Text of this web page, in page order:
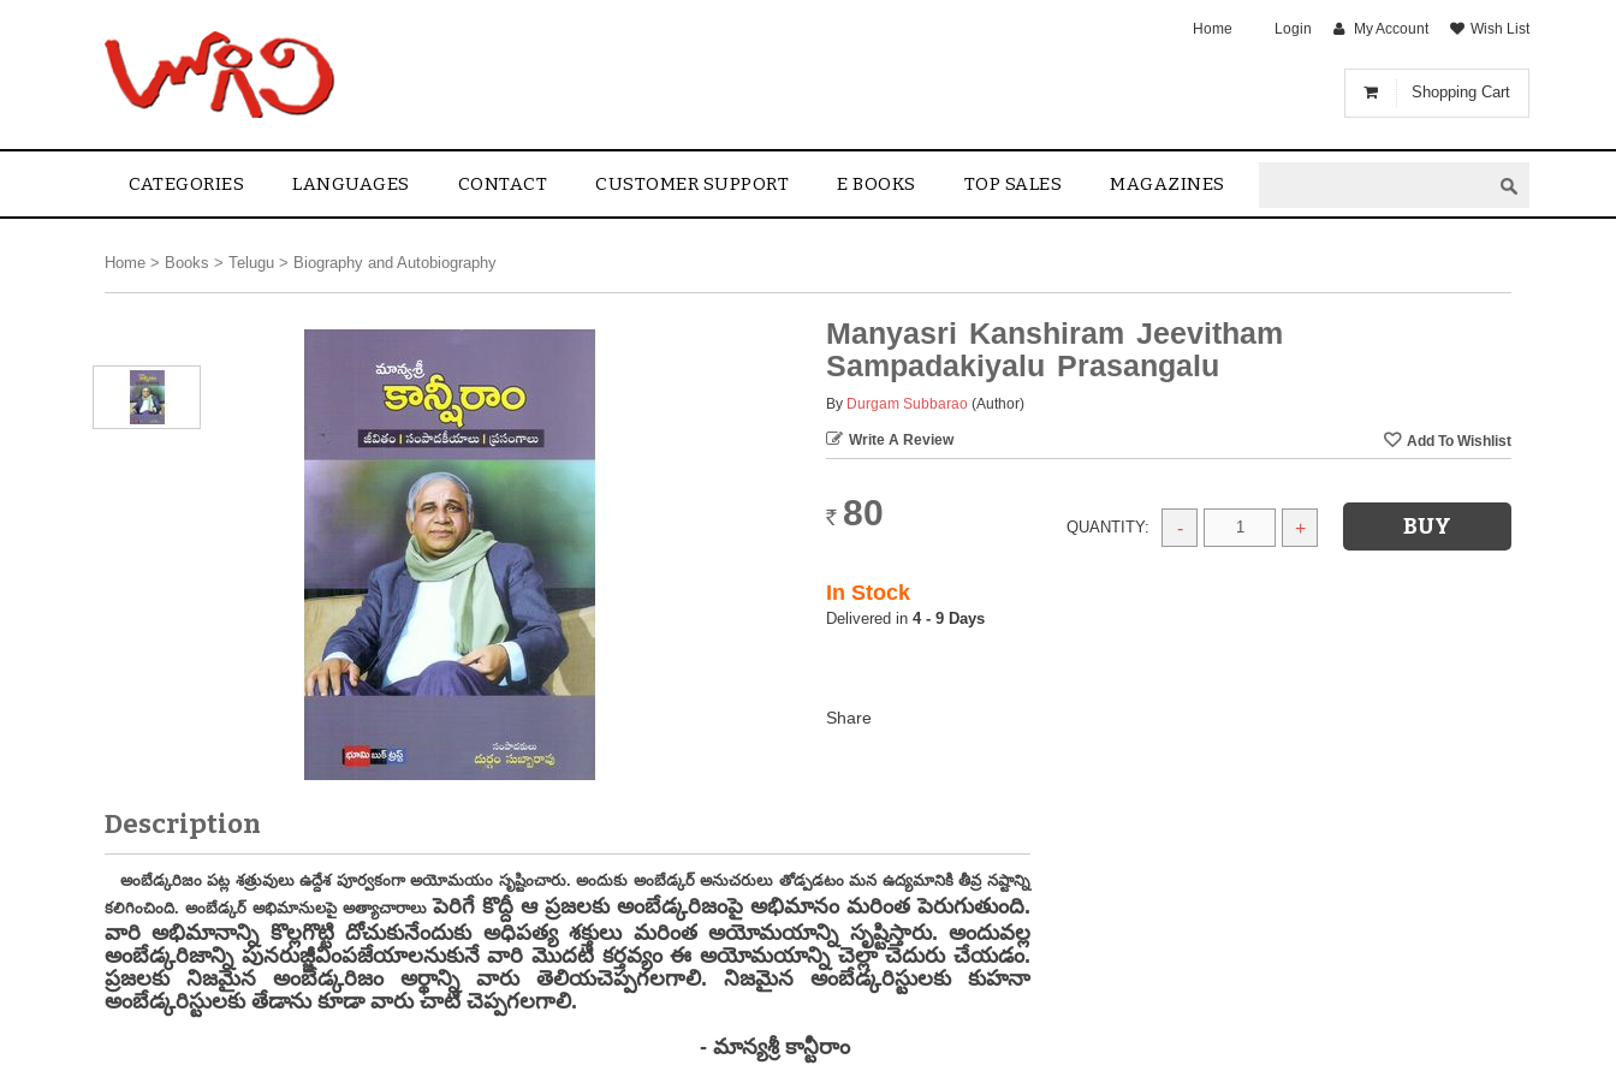
Shopping Cart
Home Login My Account Wish List
CATEGORIES LANGUAGES CONTACT CUSTOMER SUPPORT E BOOKS TOP SALES MAGAZINES
Home > Books > Telugu > Biography and Autobiography
Manyasri Kanshiram Jeevitham
Sampadakiyalu Prasangalu
By Durgam Subbarao (Author)
Write A Review
Rs. 80 QUANTITY: - +
In Stock
4 - 9 Days
Description
అంబేడ్కరిజం పట్ల శత్రువులు ఉద్దేశ పూర్వకంగా అయోమయం సృష్టించారు. అందుకు అంబేడ్కర్ అనుచరులు తోడ్పడటం మన ఉద్యమానికి తీవ్ర నష్టాన్ని
కలిగించింది. అంబేడ్కర్ అభిమానులపై అత్యాచారాలు పెరిగే కొద్దీ ఆ ప్రజలకు అంబేడ్కరిజంపై అభిమానం మరింత పెరుగుతుంది.
వారి అభిమానాన్ని కొల్లగొట్టి దోచుకునేందుకు అధిపత్య శక్తులు మరింత అయోమయాన్ని సృష్టిస్తారు. అందువల్ల
అంబేడ్కరిజాన్ని పునరుజ్జీవింపజేయాలనుకునే వారి మొదటి కర్తవ్యం ఈ అయోమయాన్ని చెల్లా చెదురు చేయడం.
ప్రజలకు నిజమైన అంబేడ్కరిజం అర్థాన్ని వారు తెలియచెప్పగలగాలి. నిజమైన అంబేడ్కరిస్టులకు కుహనా
అంబేడ్కరిస్టులకు తేడాను కూడా వారు చాటి చెప్పగలగాలి.
- మాన్యశ్రీ కాన్టీరాం